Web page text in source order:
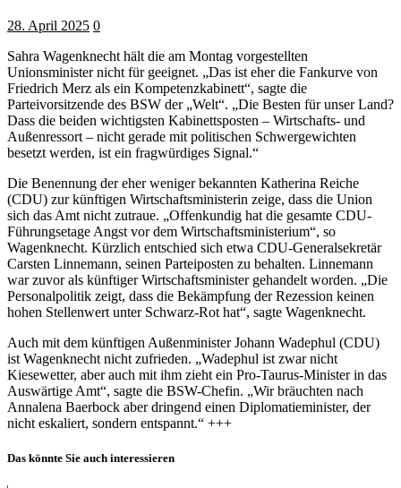
28. April 2025 0
Sahra Wagenknecht hält die am Montag vorgestellten
Unionsminister nicht für geeignet. „Das ist eher die Fankurve von
Friedrich Merz als ein Kompetenzkabinett“, sagte die
Parteivorsitzende des BSW der „Welt“. „Die Besten für unser Land?
Dass die beiden wichtigsten Kabinettsposten – Wirtschafts- und
Außenressort – nicht gerade mit politischen Schwergewichten
besetzt werden, ist ein fragwürdiges Signal.“
Die Benennung der eher weniger bekannten Katherina Reiche
(CDU) zur künftigen Wirtschaftsministerin zeige, dass die Union
sich das Amt nicht zutraue. „Offenkundig hat die gesamte CDU-
Führungsetage Angst vor dem Wirtschaftsministerium“, so
Wagenknecht. Kürzlich entschied sich etwa CDU-Generalsekretär
Carsten Linnemann, seinen Parteiposten zu behalten. Linnemann
war zuvor als künftiger Wirtschaftsminister gehandelt worden. „Die
Personalpolitik zeigt, dass die Bekämpfung der Rezession keinen
hohen Stellenwert unter Schwarz-Rot hat“, sagte Wagenknecht.
Auch mit dem künftigen Außenminister Johann Wadephul (CDU)
ist Wagenknecht nicht zufrieden. „Wadephul ist zwar nicht
Kiesewetter, aber auch mit ihm zieht ein Pro-Taurus-Minister in das
Auswärtige Amt“, sagte die BSW-Chefin. „Wir bräuchten nach
Annalena Baerbock aber dringend einen Diplomatieminister, der
nicht eskaliert, sondern entspannt.“ +++
Das könnte Sie auch interessieren